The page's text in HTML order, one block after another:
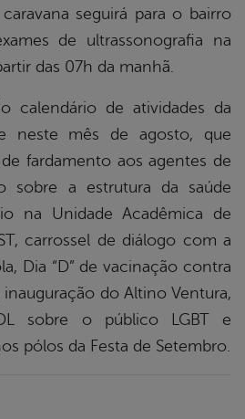
seguirá para o bairro
de ultrassonografia na
das 07h da manhã.
calendário de atividades da
neste mês de agosto, que
fardamento aos agentes de
sobre a estrutura da saúde
na Unidade Acadêmica de
carrossel de diálogo com a
Dia “D” de vacinação contra
do Altino Ventura,
sobre o público LGBT e
pólos da Festa de Setembro.